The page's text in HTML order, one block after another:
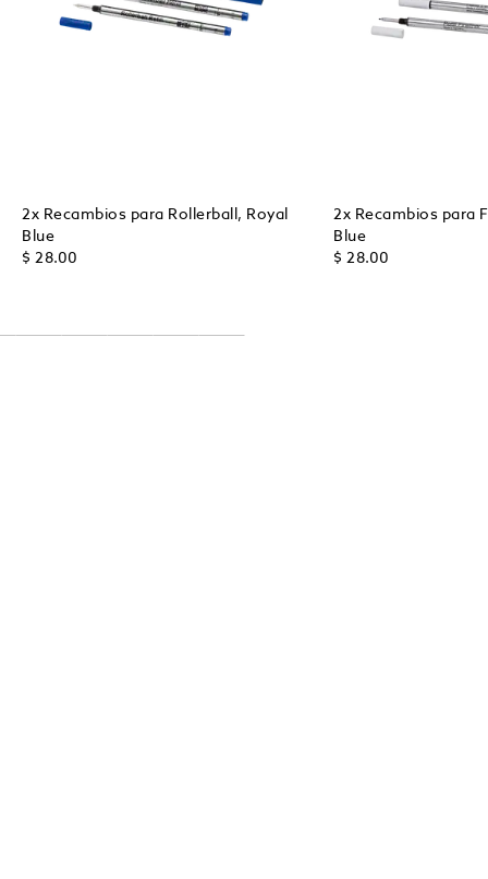
2x Recambios para Rollerball, Royal
Blue
$ 28.00
2x Recambios para
Blue
$ 28.00